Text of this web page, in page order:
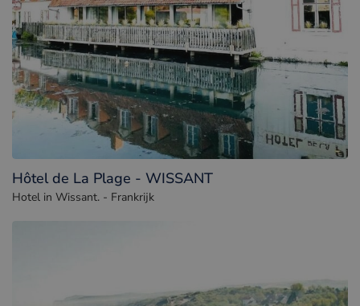
Hôtel de La Plage - WISSANT
Hotel in Wissant. - Frankrijk